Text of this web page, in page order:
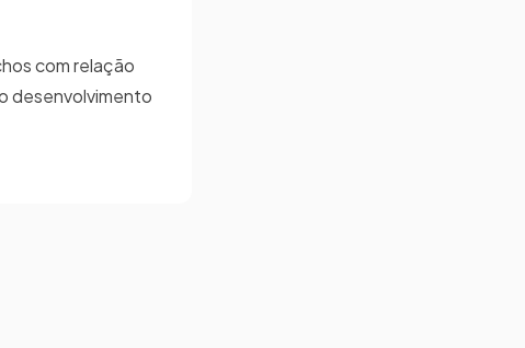
com relação
desenvolvimento